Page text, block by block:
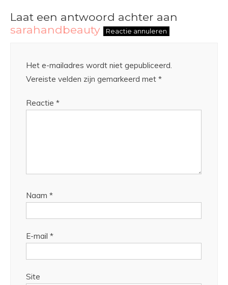
Laat een antwoord achter aan
sarahandbeauty
Reactie annuleren
Het e-mailadres wordt niet gepubliceerd.
Vereiste velden zijn gemarkeerd met *
Reactie *
Naam *
E-mail *
Site